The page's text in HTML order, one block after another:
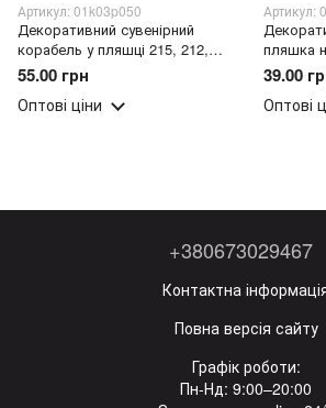
Артикул: 01k03p050
Декоративний сувенірний
корабель у пляшці 215, 212,
213
55.00 грн
Оптові ціни
Артикул:
пляшка
мушлями
39.00
Оптові
+380673029467
Контактна
Повна версія сайту
Графік роботи:
Пн-Нд: 9:00–20:00